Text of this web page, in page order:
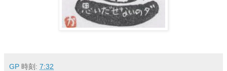
GP 時刻: 7:32